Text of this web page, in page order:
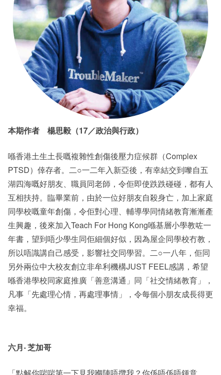
本期作者 楊思毅（17／政治與行政）
喺香港土生土長嘅複雜性創傷後壓力症候群（Complex
PTSD）倖存者。二○一二年入新亞後，有幸結交到嚟自五
湖四海嘅好朋友、職員同老師，令佢即使跌跌碰碰，都有人
互相扶持。臨畢業前，由於一位好朋友自殺身亡，加上家庭
同學校嘅童年創傷，令佢對心理、輔導學同情緒教育漸漸產
生興趣，後來加入Teach For Hong Kong喺基層小學教咗一
年書，望到唔少學生同佢細個好似，因為屋企同學校冇教，
所以唔識講自己感受，影響社交同學習。二○一八年，佢同
另外兩位中大校友創立非牟利機構JUST FEEL感講，希望
喺香港學校同家庭推廣「善意溝通」同「社交情緒教育」，
凡事「先處理心情，再處理事情」，令每個小朋友成長得更
幸福。
六月‧ 芝加哥
「點解你啱啱第一下見我嗰陣唔攬我？你係唔係唔鍾意